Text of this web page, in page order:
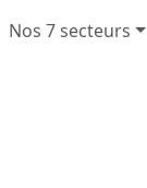
Nos 7 secteurs